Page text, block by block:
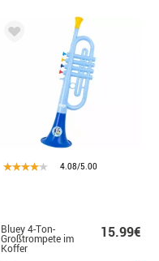
4.08/5.00
Bluey 4-Ton-
Großtrompete im
Koffer
15.99€